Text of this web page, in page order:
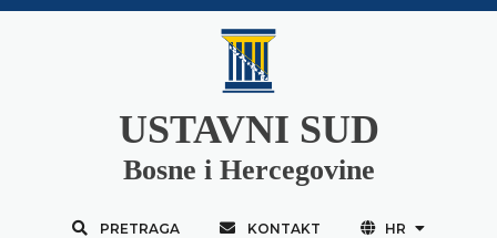
USTAVNI SUD
Bosne i Hercegovine
PRETRAGA KONTAKT HR